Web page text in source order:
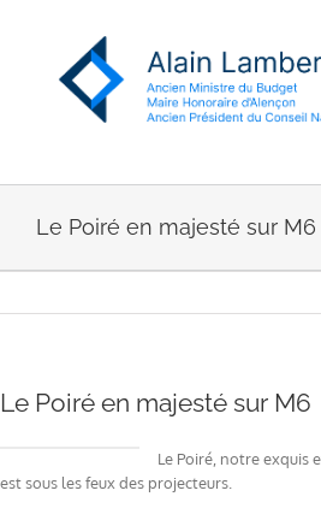
Le Poiré en majesté sur M6
Le Poiré en majesté sur M6
Le Poiré, notre exquis
est sous les feux des projecteurs.